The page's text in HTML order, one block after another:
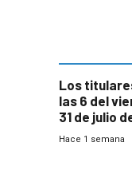
Los
las 6 del
31 de julio
2026
Hace 1 semana